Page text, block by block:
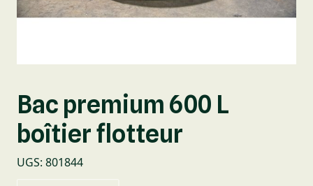
Bac premium 600 L
boîtier flotteur
UGS: 801844